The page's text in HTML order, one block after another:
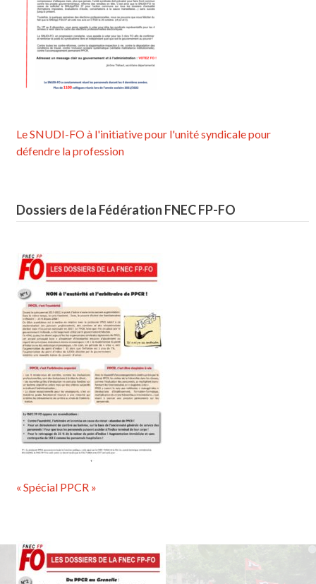
Le SNUDI-FO à l'initiative pour l'unité syndicale pour
défendre la profession
Dossiers de la Fédération FNEC FP-FO
« Spécial PPCR »